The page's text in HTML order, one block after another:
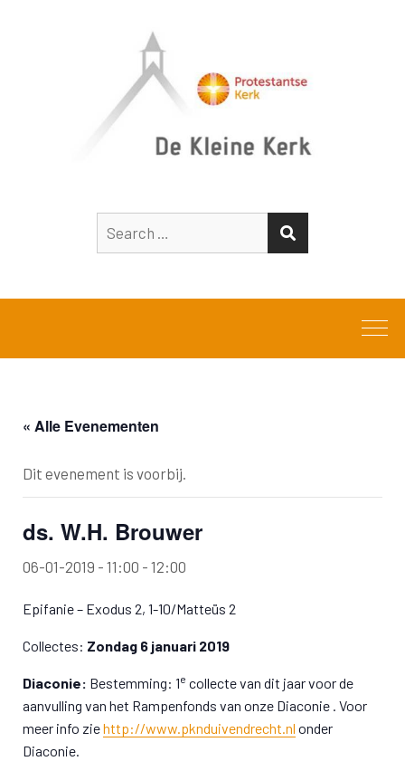
for:
« Alle Evenementen
Dit evenement is voorbij.
ds. W.H. Brouwer
06-01-2019 - 11:00 - 12:00
Epifanie – Exodus 2, 1-10/Matteüs 2
Collectes: Zondag 6 januari 2019
Diaconie: Bestemming: 1e collecte van dit jaar voor de
aanvulling van het Rampenfonds van onze Diaconie . Voor
meer info ziehttp://www.pknduivendrecht.nl onder
Diaconie.